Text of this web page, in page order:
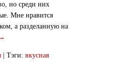
но среди них
Мне нравится
а разделанную на
Тэги: вкусная